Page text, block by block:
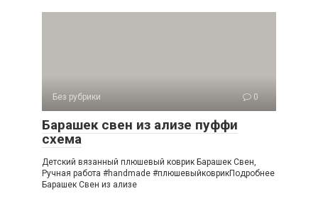
Без рубрики 0
Барашек свен из ализе пуффи
схема
Детский вязанный плюшевый коврик Барашек Свен,
Ручная работа #handmade #плюшевыйковрикПодробнее
Барашек Свен из ализе